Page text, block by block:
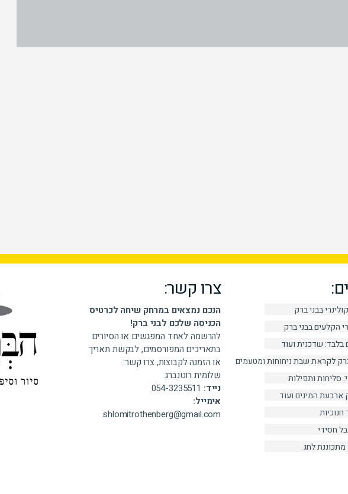
צרו קשר:
הנכם נמצאים במרחק שיחה לכרטיס
הכניסה שלכם לבני ברק!
להרשמה לאחד המפגשים או הסיורים
בתאריכים המפורסמים, לבקשת תאריך
או הזמנה לקבוצות, צרו קשר:
שלומית רוטנברג
נייד:
אימייל:
shlomitrothenberg@gmail.com
בבני ברק
הקלעים בבני ברק
בלבד: שדכנית ועוד
לקראת שבת ניחוחות ומטעמים
סליחות ותפילות
ארבעת המינים ועוד
חנוכיות
חסידי
לחג